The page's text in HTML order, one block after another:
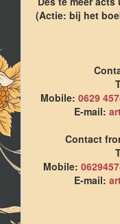
(Actie: bij het
Mobile: 0629
E-mail:
Contact
Mobile:
E-mail: